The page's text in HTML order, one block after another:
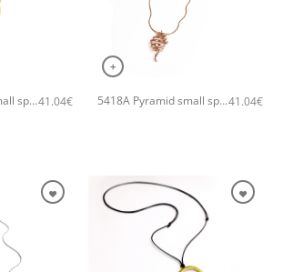
5418A Pyramid small spiral χειροποίητο κολιέ Catherine bijoux Χρυσό41.04€
+
5418A Pyramid small spiral χειροποίητο κολιέ Catherine bijoux Ροζ χρυσό41.04€